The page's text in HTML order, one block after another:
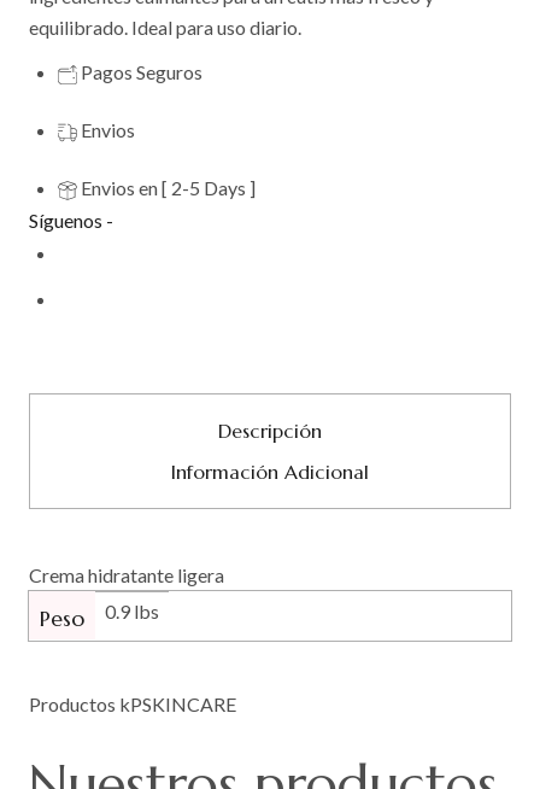
equilibrado. Ideal para uso diario.
Pagos Seguros
Envios
Envios en [ 2-5 Days ]
Síguenos -
Descripción
Información Adicional
Crema hidratante ligera
Peso 0.9 lbs
Productos kPSKINCARE